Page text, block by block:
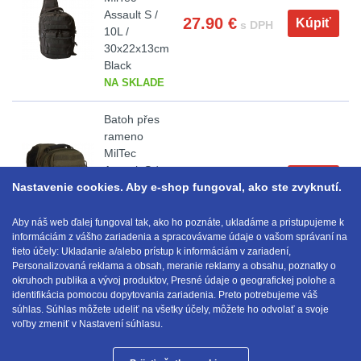
Držiaky
príslušenstvo
Nabíjačky
akumulátorů
Náhradné
diely
Na lékárničku
Na elektroniku64
Puzdrá na mapy
Na stehno30
95
Na svítilny2
Cestovné púzdra 26
Na zbraň33
Na granáty 12
Assault S /
10L /
30x22x13cm
Black
NA SKLADE
27.90 € s DPH Kúpiť
Batoh přes
rameno
MilTec
Assault S /
10L /
Green
NA SKLADE
27.90 s DPH
E-mail:obchod@anod.sk
Nastavenie cookies. Aby e-shop fungoval, ako ste zvyknutí.
Aby náš web ďalej fungoval tak, ako ho poznáte, ukladáme a pristupujeme k
informáciám z vášho zariadenia a spracovávame údaje o vašom správaní na
tieto účely: Ukladanie a/alebo prístup k informáciám v zariadení,
Personalizovaná reklama a obsah, meranie reklamy a obsahu, poznatky o
okruhoch publika a vývoj produktov, Presné údaje o geografickej polohe a
identifikácia pomocou dopytovania zariadenia. Preto potrebujeme váš
súhlas. Súhlas môžete udeliť na všetky účely, môžete ho odvolať a svoje
voľby zmeniť v Nastavení súhlasu.